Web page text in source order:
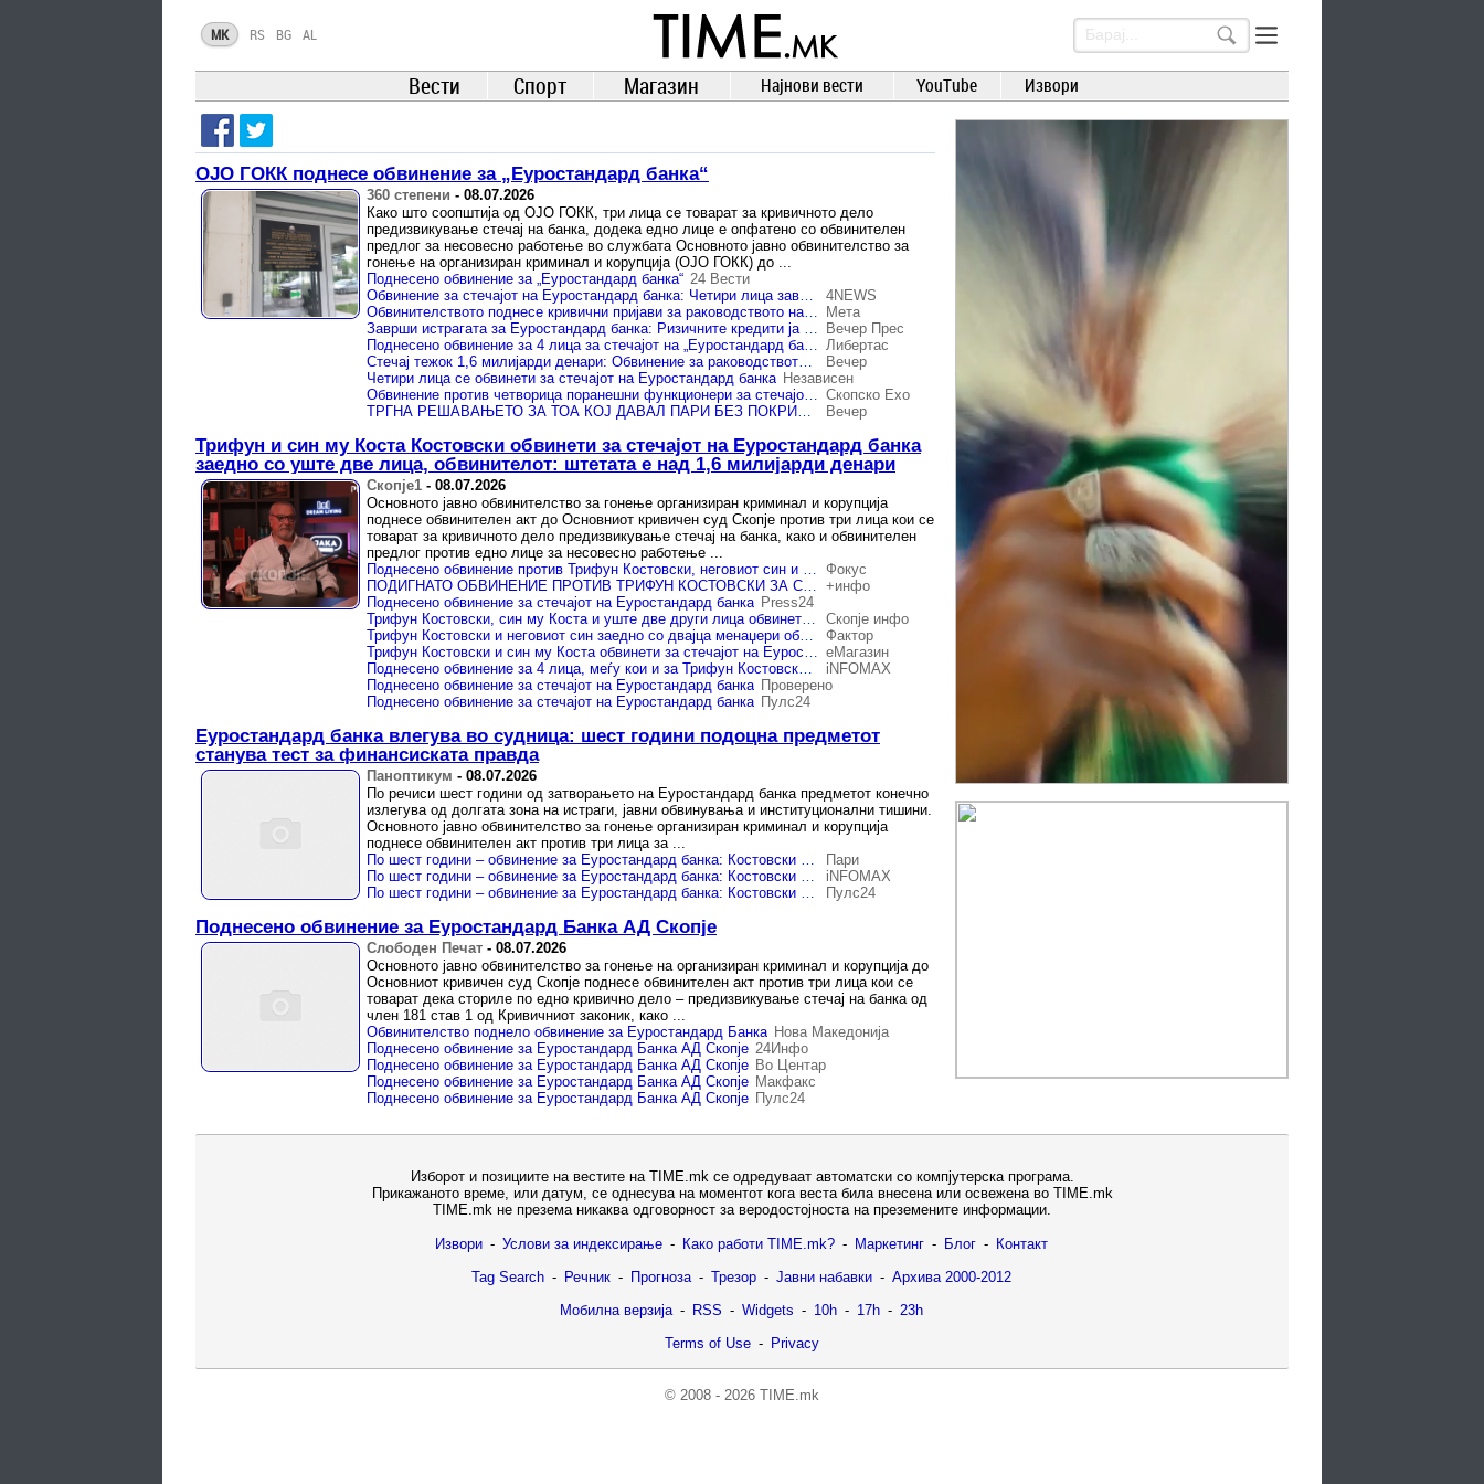
TIME.mk
ВЕСТИ
NEWS
MK RS BG AL
Вести Спорт Магазин Најнови вести YouTube Извори
ОЈО ГОКК поднесе обвинение за „Еуростандард банка“
360 степени - 08.07.2026
Како што соопштија од ОЈО ГОКК, три лица се товарат за кривичното дело
предизвикување стечај на банка, додека едно лице е опфатено со обвинителен
предлог за несовесно работење во службата Основното јавно обвинителство за
гонење на организиран криминал и корупција (ОЈО ГОКК) до ...
Поднесено обвинение за „Еуростандард банка“ 24 Вести
Обвинение за стечајот на Еуростандард банка: Четири лица завршија на обвинителна клупа
4NEWS
Обвинителството поднесе кривични пријави за раководството на пропаднатата Еуростандард Банка
Мета
Заврши истрагата за Еуростандард банка: Ризичните кредити ја довеле Банката во стечај и штета на доверителите од 27 милиони евра
Вечер Прес
Поднесено обвинение за 4 лица за стечајот на „Еуростандард банка“ АД – Скопје Либертас
Стечај тежок 1,6 милијарди денари: Обвинение за раководството на „Еуростандард“ кое со години делело лоши кредити
Вечер
Четири лица се обвинети за стечајот на Еуростандард банка Независен
Обвинение против четворица поранешни функционери за стечајот на Еуростандард банка Скопско Ехо
ТРГНА РЕШАВАЊЕТО ЗА ТОА КОЈ ДАВАЛ ПАРИ БЕЗ ПОКРИТИЕ ВО ЕУРОСТАНДАРД, а се знае кој земал
Вечер
Трифун и син му Коста Костовски обвинети за стечајот на Еуростандард банка
заедно со уште две лица, обвинителот: штетата е над 1,6 милијарди денари
Скопје1 - 08.07.2026
Основното јавно обвинителство за гонење организиран криминал и корупција
поднесе обвинителен акт до Основниот кривичен суд Скопје против три лица кои се
товарат за кривичното дело предизвикување стечај на банка, како и обвинителен
предлог против едно лице за несовесно работење ...
Поднесено обвинение против Трифун Костовски, неговиот син и уште двајца менаџери за стечајот на Еуростандард банка Фокус
ПОДИГНАТО ОБВИНЕНИЕ ПРОТИВ ТРИФУН КОСТОВСКИ ЗА СТЕЧАЈОТ НА ЕУРОСТАНДАРД БАНКА Обвинети и син му Коста и две други лица +инфо
Поднесено обвинение за стечајот на Еуростандард банка Press24
Трифун Костовски, син му Коста и уште две други лица обвинети за стечајот на Еуростандард банка - штетата надминува 1.6 милијарди денари
Скопје инфо
Трифун Костовски и неговиот син заедно со двајца менаџери обвинети за стечајот на Еуростандард банка
Фактор
Трифун Костовски и син му Коста обвинети за стечајот на Еуростандард банка еМагазин
Поднесено обвинение за 4 лица, меѓу кои и за Трифун Костовски, за стечајот на „Еуростандард банка“
iNFOMAX
Поднесено обвинение за стечајот на Еуростандард банка Проверено
Поднесено обвинение за стечајот на Еуростандард банка Пулс24
Еуростандард банка влегува во судница: шест години подоцна предметот
станува тест за финансиската правда
Паноптикум - 08.07.2026
По речиси шест години од затворањето на Еуростандард банка предметот конечно
излегува од долгата зона на истраги, јавни обвинувања и институционални тишини.
Основното јавно обвинителство за гонење организиран криминал и корупција
поднесе обвинителен акт против три лица за ...
По шест години – обвинение за Еуростандард банка: Костовски и поранешниот менаџмент ќе се соочат со правдата
Пари
По шест години – обвинение за Еуростандард банка: Костовски и поранешниот менаџмент ќе се соочат со правдата
iNFOMAX
По шест години – обвинение за Еуростандард банка: Костовски и поранешниот менаџмент ќе се соочат со правдата
Пулс24
Поднесено обвинение за Еуростандард Банка АД Скопје
Слободен Печат - 08.07.2026
Основното јавно обвинителство за гонење на организиран криминал и корупција до
Основниот кривичен суд Скопје поднесе обвинителен акт против три лица кои се
товарат дека сториле по едно кривично дело – предизвикување стечај на банка од
член 181 став 1 од Кривичниот законик, како ...
Обвинителство поднело обвинение за Еуростандард Банка Нова Македонија
Поднесено обвинение за Еуростандард Банка АД Скопје 24Инфо
Поднесено обвинение за Еуростандард Банка АД Скопје Во Центар
Поднесено обвинение за Еуростандард Банка АД Скопје Макфакс
Поднесено обвинение за Еуростандард Банка АД Скопје Пулс24
Изборот и позициите на вестите на TIME.mk се одредуваат автоматски со компјутерска програма.
Прикажаното време, или датум, се однесува на моментот кога веста била внесена или освежена во TIME.mk
TIME.mk не презема никаква одговорност за веродостојноста на преземените информации.
Извори - Услови за индексирање - Како работи TIME.mk? - Маркетинг - Блог - Контакт
Tag Search - Речник - Прогноза - Трезор - Јавни набавки - Архива 2000-2012
Мобилна верзија - RSS - Widgets - 10h - 17h - 23h
Terms of Use - Privacy
© 2008 - 2026 TIME.mk